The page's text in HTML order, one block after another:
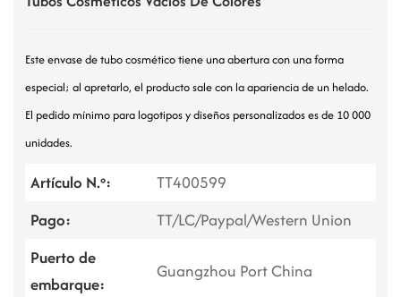
Este envase de tubo cosmético tiene una abertura con una forma
especial; al apretarlo, el producto sale con la apariencia de un helado.
El pedido mínimo para logotipos y diseños personalizados es de 10 000
unidades.
Artículo N.º:
TT400599
Pago:
TT/LC/Paypal/Western Union
Puerto de
embarque:
Guangzhou Port China